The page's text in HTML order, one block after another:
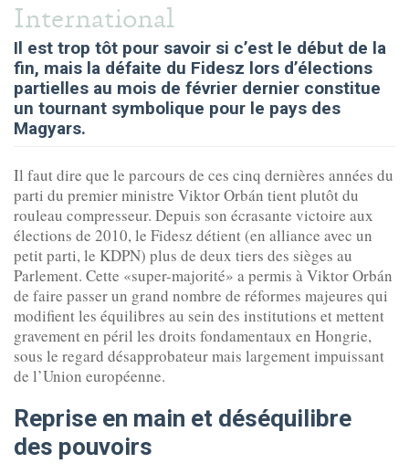
International
Il est trop tôt pour savoir si c’est le début de la
fin, mais la défaite du Fidesz lors d’élections
partielles au mois de février dernier constitue
un tournant symbolique pour le pays des
Magyars.
Il faut dire que le parcours de ces cinq dernières années du
parti du premier ministre Viktor Orbán tient plutôt du
rouleau compresseur. Depuis son écrasante victoire aux
élections de 2010, le Fidesz détient (en alliance avec un
petit parti, le KDPN) plus de deux tiers des sièges au
Parlement. Cette «super-majorité» a permis à Viktor Orbán
de faire passer un grand nombre de réformes majeures qui
modifient les équilibres au sein des institutions et mettent
gravement en péril les droits fondamentaux en Hongrie,
sous le regard désapprobateur mais largement impuissant
de l’Union européenne.
Reprise en main et déséquilibre
des pouvoirs